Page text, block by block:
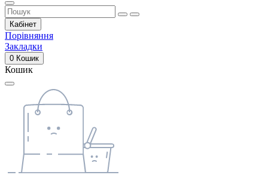
Кабінет
Порівняння
Закладки
0 Кошик
Кошик